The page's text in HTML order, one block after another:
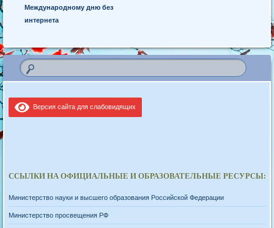
Международному дню без
интернета
Версия сайта для слабовидящих
ССЫЛКИ НА ОФИЦИАЛЬНЫЕ И ОБРАЗОВАТЕЛЬНЫЕ РЕСУРСЫ:
Министерство науки и высшего образования Российской Федерации
Министерство просвещения РФ